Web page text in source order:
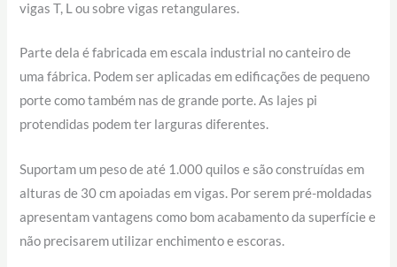
vigas T, L ou sobre vigas retangulares.
Parte dela é fabricada em escala industrial no canteiro de
uma fábrica. Podem ser aplicadas em edificações de pequeno
porte como também nas de grande porte. As lajes pi
protendidas podem ter larguras diferentes.
Suportam um peso de até 1.000 quilos e são construídas em
alturas de 30 cm apoiadas em vigas. Por serem pré-moldadas
apresentam vantagens como bom acabamento da superfície e
não precisarem utilizar enchimento e escoras.